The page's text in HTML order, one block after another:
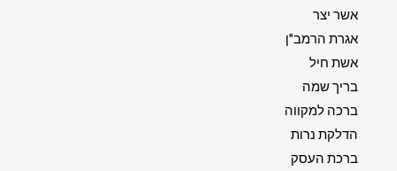
אשר יצר
אגרת הרמב"ן
אשת חיל
בריך שמה
ברכה למקווה
הדלקת נרות
ברכת העסק